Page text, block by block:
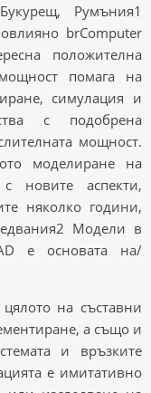
Румъния1
brComputer
положителна
помага на
симулация и
с подобрена
мощност.
моделиране на
новите аспекти,
няколко години,
Модели в
е основата на/
на съставни
а също и
и връзките
е имитативно